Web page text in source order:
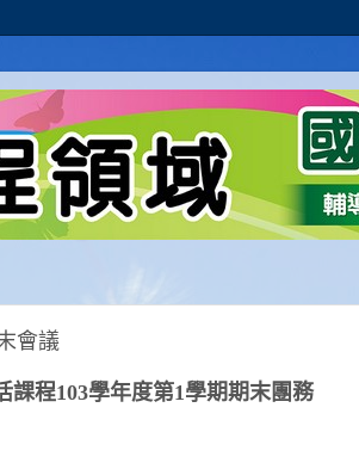
會議
課程103學年度第1學期期末團務